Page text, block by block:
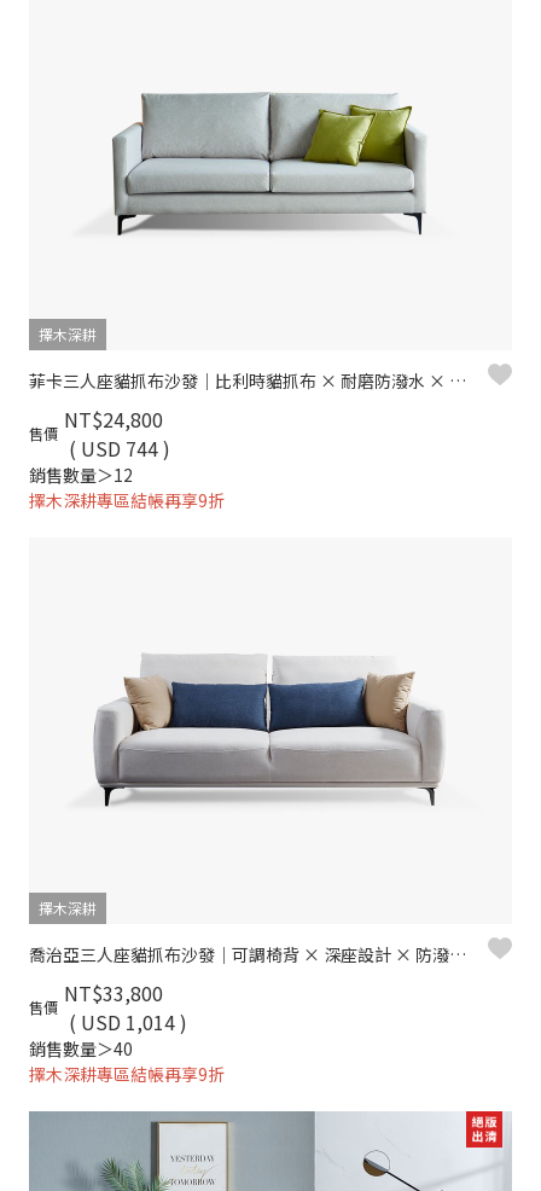
擇木深耕
菲卡三人座貓抓布沙發｜比利時貓抓布 × 耐磨防潑水 × 可拆洗布套 × 高回彈坐墊 – 擇木深耕
售價 NT$24,800
( USD 744 )
銷售數量＞12
擇木深耕專區結帳再享9折
擇木深耕
喬治亞三人座貓抓布沙發｜可調椅背 × 深座設計 × 防潑水耐磨 × SGS貓抓布–擇木深耕
售價 NT$33,800
( USD 1,014 )
銷售數量＞40
擇木深耕專區結帳再享9折